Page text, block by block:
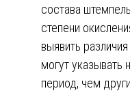
состава
степени
выявить
могут указывать
период, чем